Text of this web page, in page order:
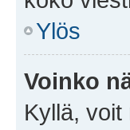
Ylös
Voinko
Kyllä,